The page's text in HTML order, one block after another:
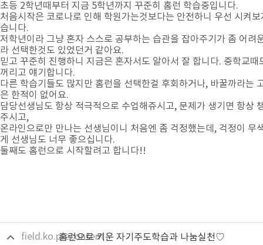
초등 2학년때부터 지금 5학년까지 꾸준히 홈런 학습중입니다.
처음시작은 코로나로 인해 학원가는것보다는 안전하니 우선 시켜보
습니다.
저학년이라 그냥 혼자 스스로 공부하는 습관을 잡아주기가 좀 어려
라 선택한것도 있었던거 같아요.
믿고 꾸준히 진행하니 지금은 혼자서도 알아서 잘 합니다. 중학교때
꺼리고 얘기합니다.
다른 학습기들도 많지만 홈런을 선택한걸 후회하거나, 바꿀까라는
은 한적이 없어요.
담당선생님도 항상 적극적으로 수업해쥬시고, 문제가 생기면 항상
주시고,
온라인으로만 만나는 선생님이니 처음엔 좀 걱정했는데, 걱정이 무
게 선생님도 너무 좋으십니다.
둘째도 홈런으로 시작할려고 합니다!!
field.ko.precontent
홈런으로 키운 자기주도학습과 나눔실천♡